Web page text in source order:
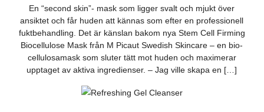
En “second skin”- mask som ligger svalt och mjukt över
ansiktet och får huden att kännas som efter en professionell
fuktbehandling. Det är känslan bakom nya Stem Cell Firming
Biocellulose Mask från M Picaut Swedish Skincare – en bio-
cellulosamask som sluter tätt mot huden och maximerar
upptaget av aktiva ingredienser. – Jag ville skapa en […]